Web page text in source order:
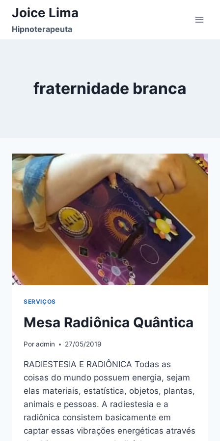
Pular
paraJoice Lima
Hipnoterapeuta
fraternidade branca
SERVIÇOS
Mesa Radiônica Quântica
Poradmin 27/05/2019
RADIESTESIA E RADIÔNICA Todas as
coisas do mundo possuem energia, sejam
elas materiais, estatística, objetos, plantas,
animais e pessoas. A radiestesia e a
radiônica consistem basicamente em
captar essas vibrações energéticas através